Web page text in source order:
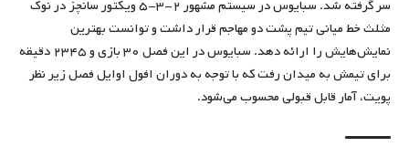
سر گرفته شد. سبایوس در سیستم مشهور ۲-۳-۵ ویکتور سانچز در نوک
مثلث خط میانی تیم پشت دو مهاجم قرار داشت و توانست بهترین
نمایش‌هایش را ارائه دهد. سبایوس در این فصل ۳۰ بازی و ۲۳۴۵ دقیقه
برای تیمش به میدان رفت که با توجه به دوران افول اوایل فصل زیر نظر
پویت، آمار قابل قبولی محسوب می‌شود.